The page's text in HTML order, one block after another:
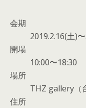
会期
2019.2.16(土)
開場
10:00〜18:30
場所
THZ gallery（
住所